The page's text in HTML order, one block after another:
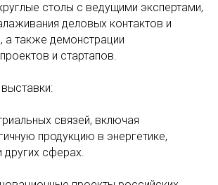
столы с ведущими экспертами,
деловых контактов и
а также демонстрации
и стартапов.
связей, включая
продукцию в энергетике,
сферах.